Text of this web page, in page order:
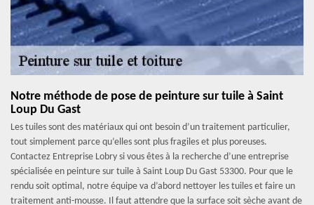
Notre méthode de pose de peinture sur tuile à Saint
Loup Du Gast
Les tuiles sont des matériaux qui ont besoin d’un traitement particulier,
tout simplement parce qu’elles sont plus fragiles et plus poreuses.
Contactez Entreprise Lobry si vous êtes à la recherche d’une entreprise
spécialisée en peinture sur tuile à Saint Loup Du Gast 53300. Pour que le
rendu soit optimal, notre équipe va d’abord nettoyer les tuiles et faire un
traitement anti-mousse. Il faut attendre que la surface soit sèche avant de